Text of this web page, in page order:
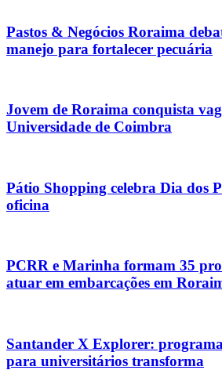
Pastos & Negócios Roraima
manejo para fortalecer pecuária
Jovem de Roraima conquista
Universidade de Coimbra
Pátio Shopping celebra Dia dos
oficina
PCRR e Marinha formam 35
atuar em embarcações em
Santander X Explorer:
para universitários transforma